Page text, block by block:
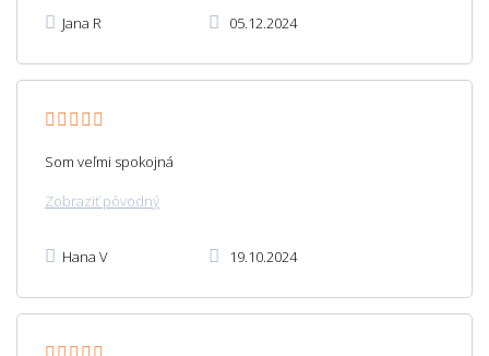
Jana R 05.12.2024
Som veľmi spokojná
Zobraziť pôvodný
Hana V 19.10.2024